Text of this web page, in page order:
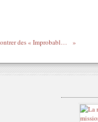
Un weekend à rencontrer des « Improbables »